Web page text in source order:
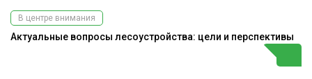
В центре внимания
Актуальные вопросы лесоустройства: цели и перспективы